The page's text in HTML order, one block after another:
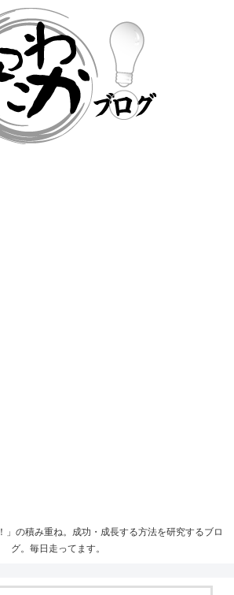
」の積み重ね。成功・成長する方法を研究するブロ
グ。毎日走ってます。